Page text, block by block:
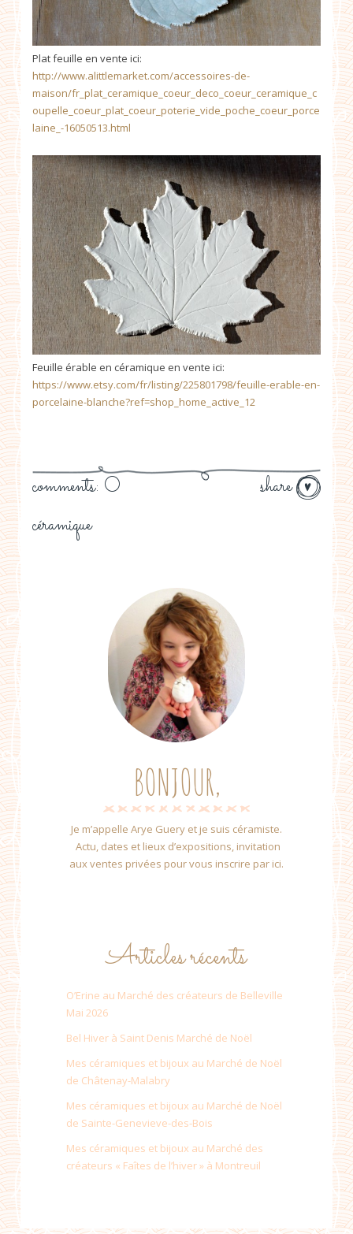
Plat feuille en vente ici:
http://www.alittlemarket.com/accessoires-de-
maison/fr_plat_ceramique_coeur_deco_coeur_ceramique_c
oupelle_coeur_plat_coeur_poterie_vide_poche_coeur_porce
laine_-16050513.html
Feuille érable en céramique en vente ici:
https://www.etsy.com/fr/listing/225801798/feuille-erable-en-
porcelaine-blanche?ref=shop_home_active_12
share
comments: 0
céramique
BONJOUR,
Je m’appelle Arye Guery et je suis céramiste.
Actu, dates et lieux d’expositions, invitation
aux ventes privées pour vous inscrire par ici.
Articles récents
O’Erine au Marché des créateurs de Belleville
Mai 2026
Bel Hiver à Saint Denis Marché de Noël
Mes céramiques et bijoux au Marché de Noël
de Châtenay-Malabry
Mes céramiques et bijoux au Marché de Noël
de Sainte-Genevieve-des-Bois
Mes céramiques et bijoux au Marché des
créateurs « Faîtes de l’hiver » à Montreuil